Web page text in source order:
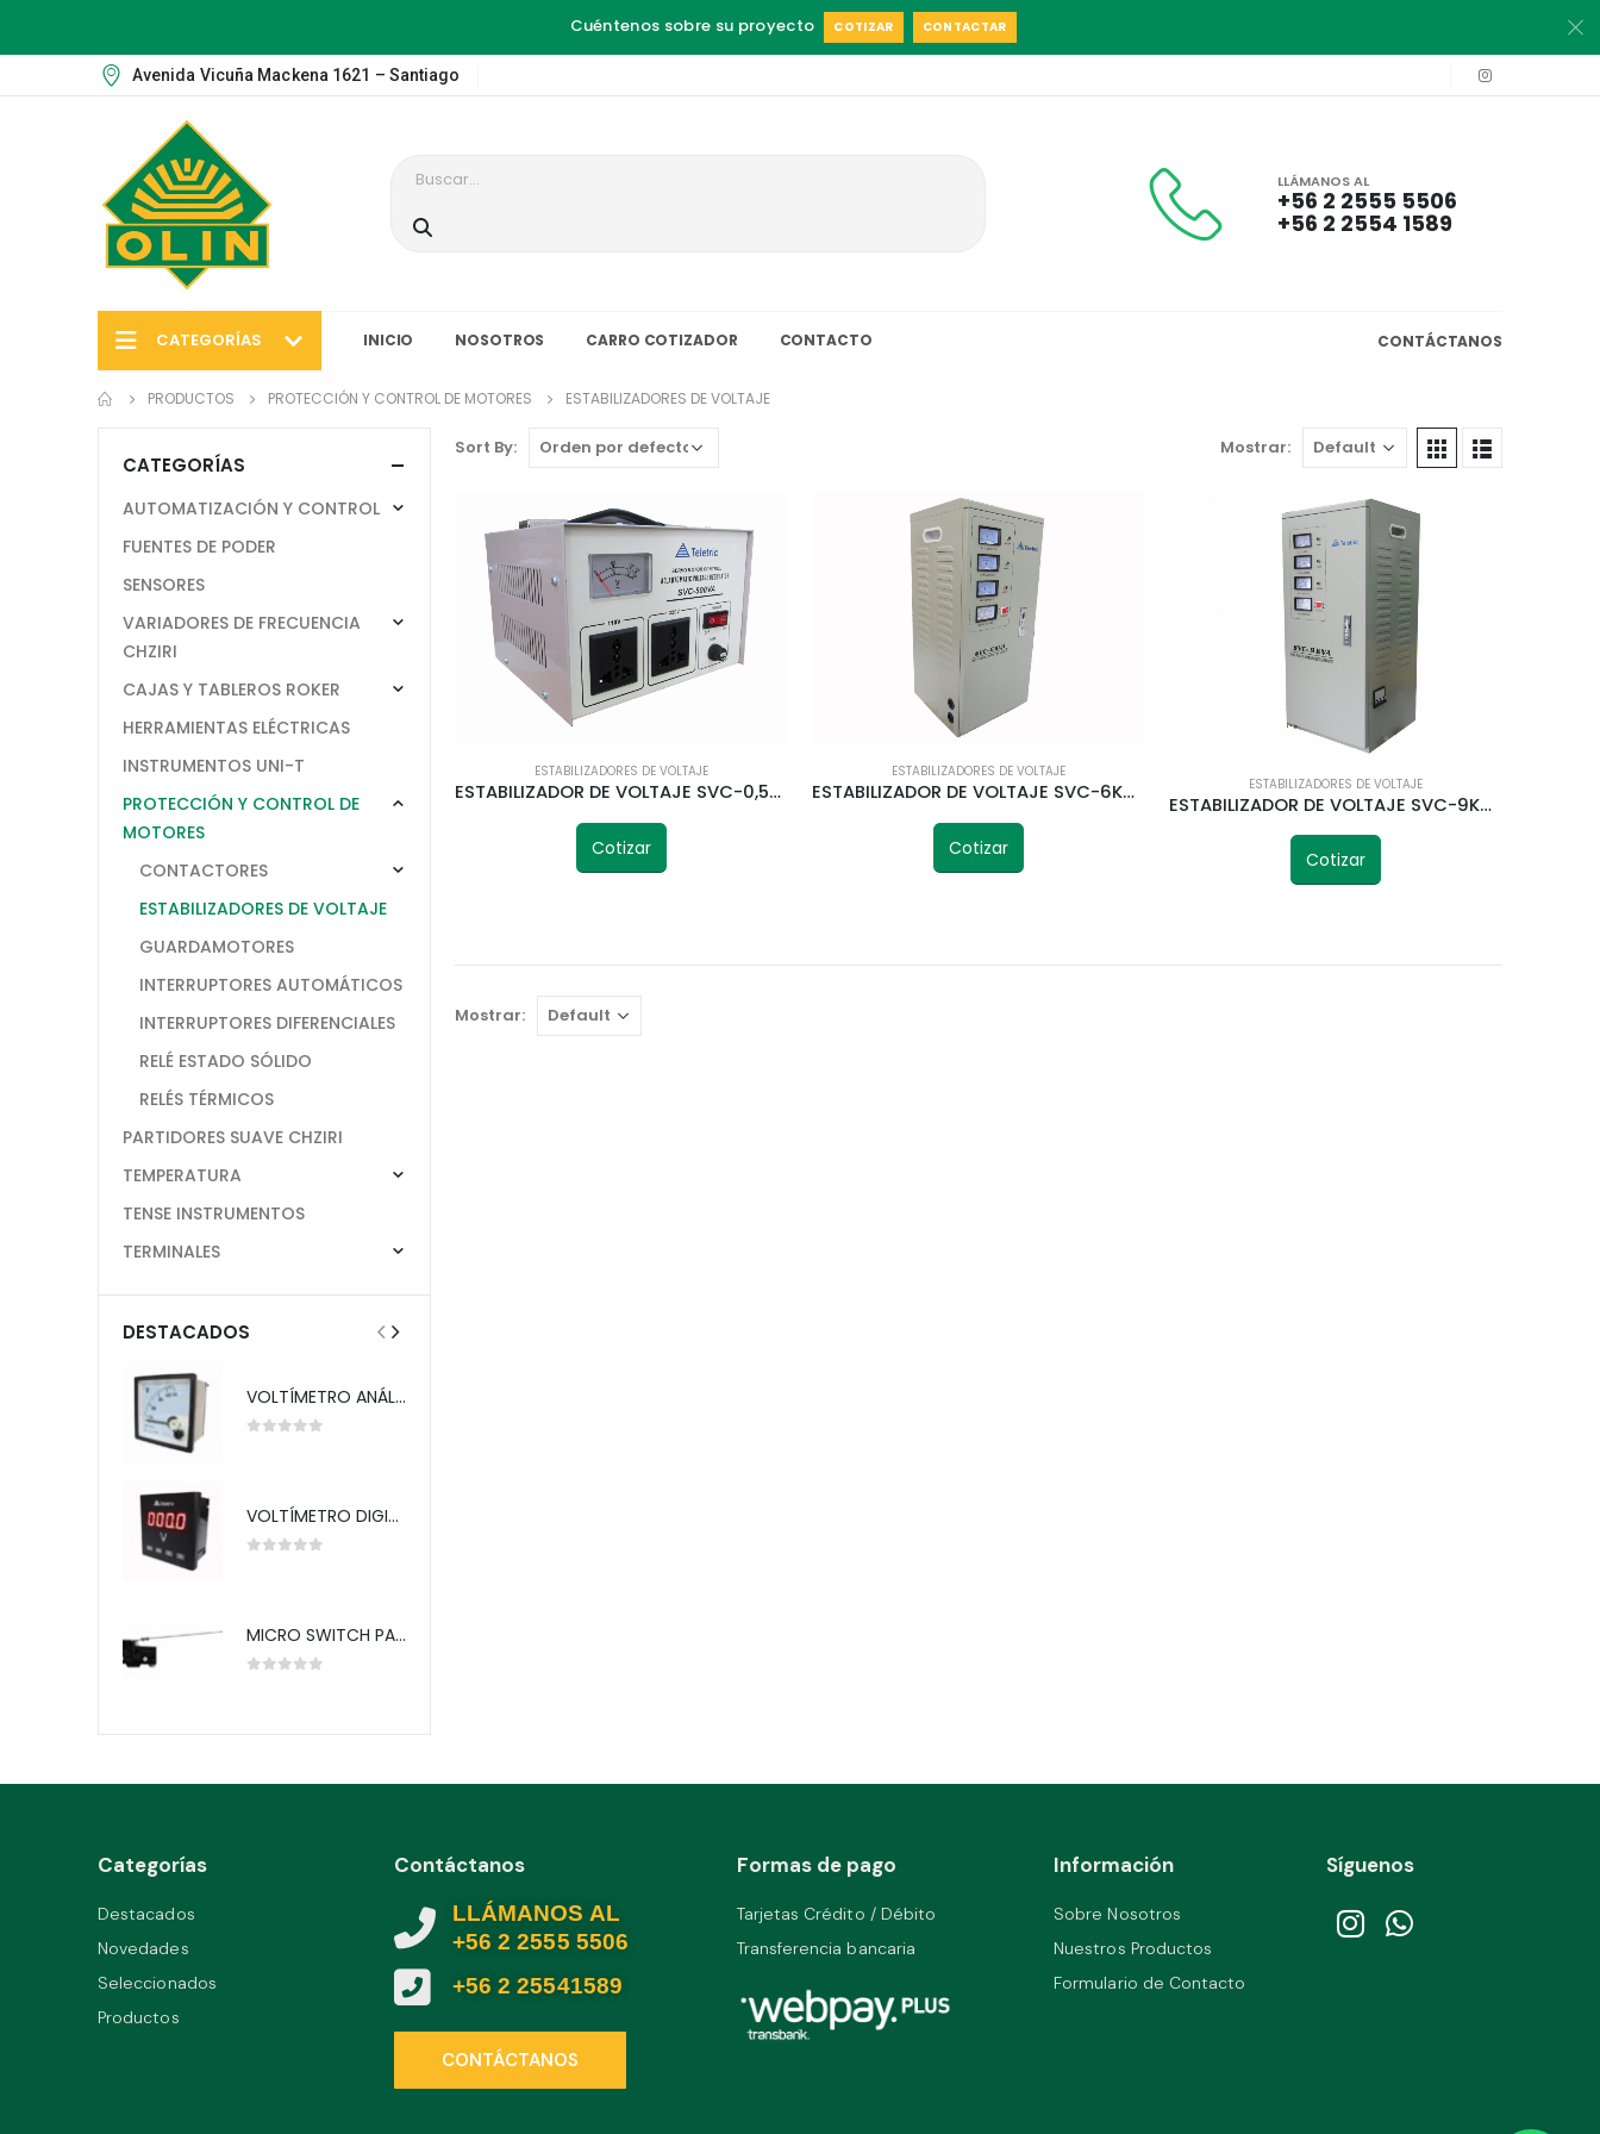
Cuéntenos sobre su proyecto COTIZAR CONTACTAR
Avenida Vicuña Mackena 1621 – Santiago
LLÁMANOS AL
+56 2 2555 5506
+56 2 2554 1589
CATEGORÍAS INICIO NOSOTROS CARRO COTIZADOR CONTACTO CONTÁCTANOS
PRODUCTOS PROTECCIÓN Y CONTROL DE MOTORES ESTABILIZADORES DE VOLTAJE
Sort By: Mostrar:
ESTABILIZADORES DE VOLTAJE
ESTABILIZADOR DE VOLTAJE SVC-0,5KVA 220V 500VA TELETRIC
Cotizar
ESTABILIZADORES DE VOLTAJE
ESTABILIZADOR DE VOLTAJE SVC-6KVA 380V TELETRIC
Cotizar
ESTABILIZADORES DE VOLTAJE
ESTABILIZADOR DE VOLTAJE SVC-9KVA 9000VA TELETRIC
Cotizar
Mostrar:
CATEGORÍAS
AUTOMATIZACIÓN Y CONTROL
FUENTES DE PODER
SENSORES
VARIADORES DE FRECUENCIA
CHZIRI
CAJAS Y TABLEROS ROKER
HERRAMIENTAS ELÉCTRICAS
INSTRUMENTOS UNI-T
PROTECCIÓN Y CONTROL DE
MOTORES
CONTACTORES
ESTABILIZADORES DE VOLTAJE
GUARDAMOTORES
INTERRUPTORES AUTOMÁTICOS
INTERRUPTORES DIFERENCIALES
RELÉ ESTADO SÓLIDO
RELÉS TÉRMICOS
PARTIDORES SUAVE CHZIRI
TEMPERATURA
TENSE INSTRUMENTOS
TERMINALES
DESTACADOS
VOLTÍMETRO ANÁLOGO 72X72MM 0-500V TELETRIC
VOLTÍMETRO DIGITAL 72X72MM 0-660V SFS-7K1N TELETRIC
MICRO SWITCH PALANCA LARGA XL Z-15HW24-B TELETRIC
Categorías
Destacados
Novedades
Seleccionados
Productos
Contáctanos
LLÁMANOS AL
+56 2 2555 5506
+56 2 25541589
CONTÁCTANOS
Formas de pago
Tarjetas Crédito / Débito
Transferencia bancaria
Información
Sobre Nosotros
Nuestros Productos
Formulario de Contacto
Síguenos